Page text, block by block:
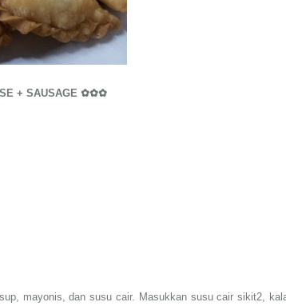
+ SAUSAGE ✿✿✿
mayonis, dan susu cair. Masukkan susu cair sikit2,